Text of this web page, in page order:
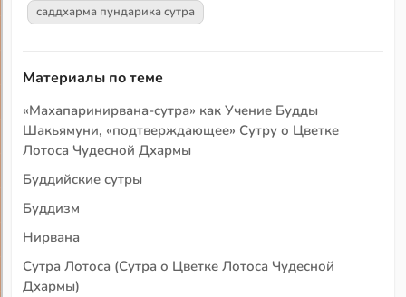
саддхарма пундарика сутра
Материалы по теме
«Махапаринирвана-сутра» как Учение Будды
Шакьямуни, «подтверждающее» Сутру о Цветке
Лотоса Чудесной Дхармы
Буддийские сутры
Буддизм
Нирвана
Сутра Лотоса (Сутра о Цветке Лотоса Чудесной
Дхармы)